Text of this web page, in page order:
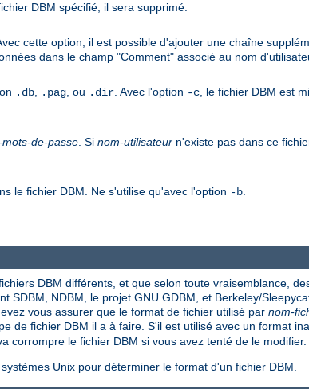
DBM spécifié, il sera supprimé.
cette option, il est possible d'ajouter une chaîne
dans le champ "Comment" associé au nom
.db .pag , ou .dir . Avec l'option -c , le fichier DBM est
de-passe . Si nom-utilisateur n'existe pas dans ce
le fichier DBM. Ne s'utilise qu'avec l'option -b
DBM différents, et que selon toute vraisemblance,
SDBM, NDBM, le projet GNU GDBM, et Berkeley/
vous assurer que le format de fichier utilisé par nom-
de fichier DBM il a à faire. S'il est utilisé avec un format
corrompre le fichier DBM si vous avez tenté de le modifier.
Unix pour déterminer le format d'un fichier DBM.